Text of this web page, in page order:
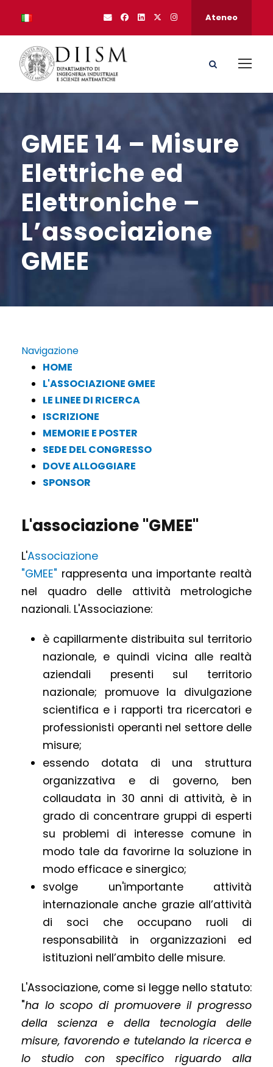
Ateneo
GMEE 14 – Misure
Elettriche ed
Elettroniche –
L’associazione
GMEE
Navigazione
HOME
L'ASSOCIAZIONE GMEE
LE LINEE DI RICERCA
ISCRIZIONE
MEMORIE E POSTER
SEDE DEL CONGRESSO
DOVE ALLOGGIARE
SPONSOR
L'associazione "GMEE"
L'Associazione
"GMEE" rappresenta una importante realtà
nel quadro delle attività metrologiche
nazionali. L'Associazione:
è capillarmente distribuita sul territorio
nazionale, e quindi vicina alle realtà
aziendali presenti sul territorio
nazionale; promuove la divulgazione
scientifica e i rapporti tra ricercatori e
professionisti operanti nel settore delle
misure;
essendo dotata di una struttura
organizzativa e di governo, ben
collaudata in 30 anni di attività, è in
grado di concentrare gruppi di esperti
su problemi di interesse comune in
modo tale da favorirne la soluzione in
modo efficace e sinergico;
svolge un'importante attività
internazionale anche grazie all’attività
di soci che occupano ruoli di
responsabilità in organizzazioni ed
istituzioni nell’ambito delle misure.
L'Associazione, come si legge nello statuto:
"ha lo scopo di promuovere il progresso
della scienza e della tecnologia delle
misure, favorendo e tutelando la ricerca e
lo studio con specifico riguardo alla